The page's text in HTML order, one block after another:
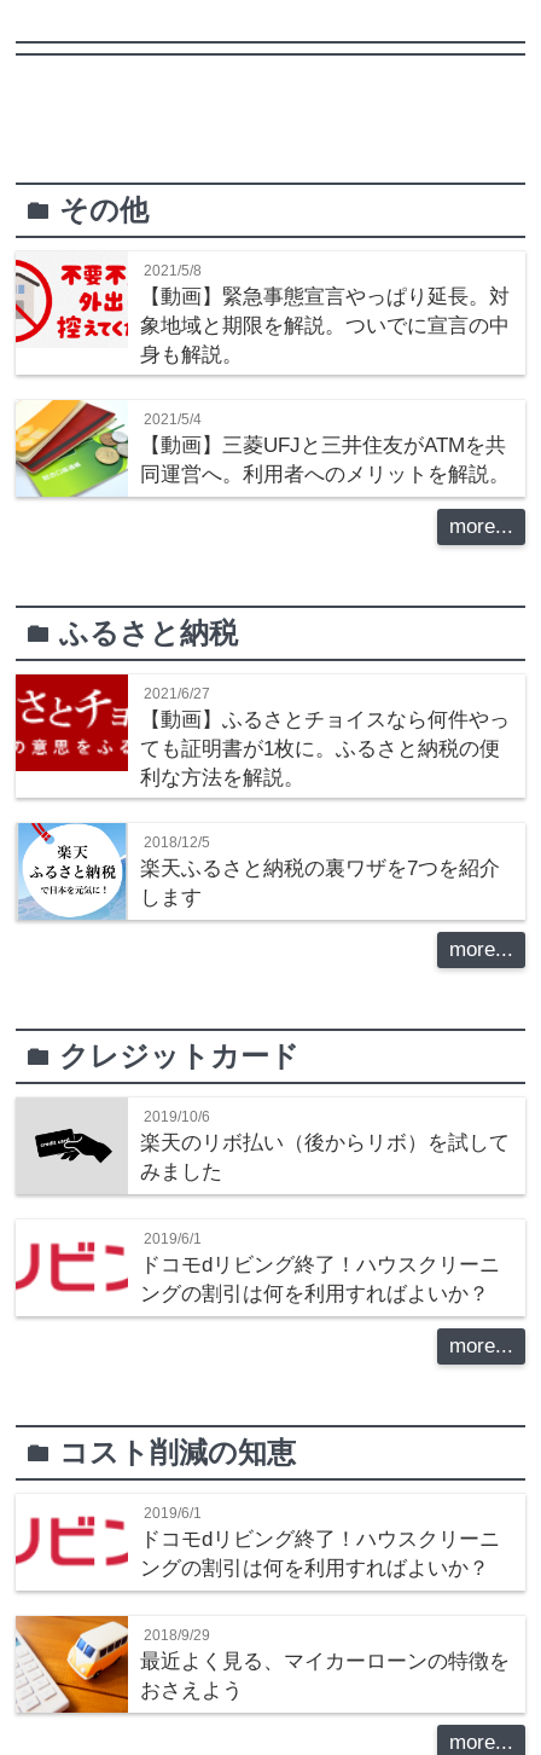
folder その他
2021/5/8
【動画】緊急事態宣言やっぱり延長。対
象地域と期限を解説。ついでに宣言の中
身も解説。
2021/5/4
【動画】三菱UFJと三井住友がATMを共
同運営へ。利用者へのメリットを解説。
more...
folderふるさと納税
2021/6/27
【動画】ふるさとチョイスなら何件やっ
ても証明書が1枚に。ふるさと納税の便
利な方法を解説。
2018/12/5
楽天ふるさと納税の裏ワザを7つを紹介
します
more...
folder クレジットカード
2019/10/6
楽天のリボ払い（後からリボ）を試して
みました
2019/6/1
ドコモdリビング終了！ハウスクリーニ
ングの割引は何を利用すればよいか？
more...
folder コスト削減の知恵
2019/6/1
ドコモdリビング終了！ハウスクリーニ
ングの割引は何を利用すればよいか？
2018/9/29
最近よく見る、マイカーローンの特徴を
おさえよう
more...